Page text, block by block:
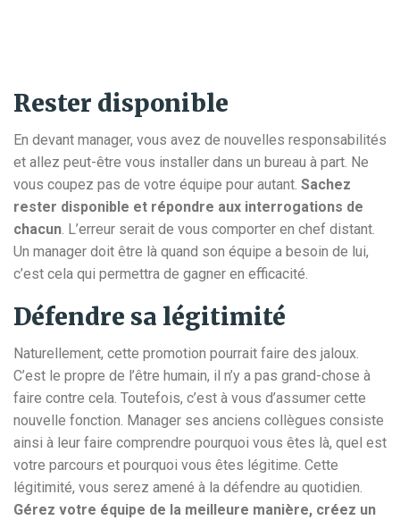
Rester disponible
En devant manager, vous avez de nouvelles responsabilités
et allez peut-être vous installer dans un bureau à part. Ne
vous coupez pas de votre équipe pour autant. Sachez
rester disponible et répondre aux interrogations de
chacun. L’erreur serait de vous comporter en chef distant.
Un manager doit être là quand son équipe a besoin de lui,
c’est cela qui permettra de gagner en efficacité.
Défendre sa légitimité
Naturellement, cette promotion pourrait faire des jaloux.
C’est le propre de l’être humain, il n’y a pas grand-chose à
faire contre cela. Toutefois, c’est à vous d’assumer cette
nouvelle fonction. Manager ses anciens collègues consiste
ainsi à leur faire comprendre pourquoi vous êtes là, quel est
votre parcours et pourquoi vous êtes légitime. Cette
légitimité, vous serez amené à la défendre au quotidien.
Gérez votre équipe de la meilleure manière, créez un